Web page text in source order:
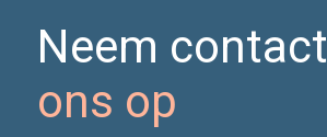
Neem contact
ons op